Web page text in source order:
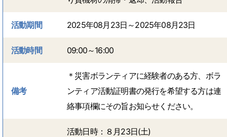
活動期間 2025年08月23日～2025年08月23日
活動時間 09:00～16:00
備考
＊災害ボランティアに経験者のある方、ボラ
ンティア活動証明書の発行を希望する方は連
絡事項欄にその旨お知らせください。
活動日時：８月23日(土)